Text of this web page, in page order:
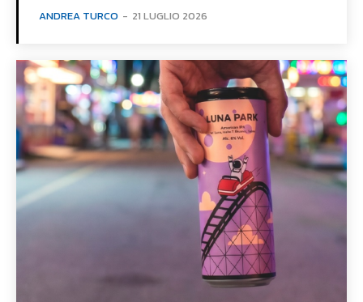
ANDREA TURCO - 21 LUGLIO 2026